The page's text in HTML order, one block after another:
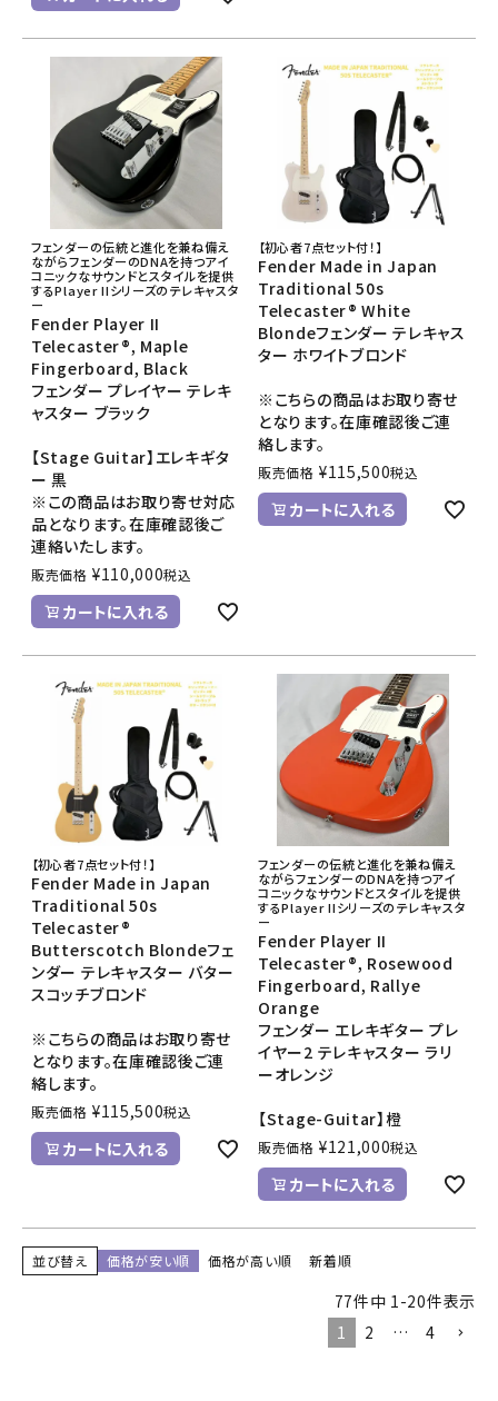
フェンダーの伝統と進化を兼ね備え
ながらフェンダーのDNAを持つアイ
コニックなサウンドとスタイルを提供
するPlayer IIシリーズのテレキャスタ
ー
Fender Player II
Telecaster®, Maple
Fingerboard, Black
フェンダー プレイヤー テレキ
ャスター ブラック
【Stage Guitar】エレキギタ
ー 黒
※この商品はお取り寄せ対応
品となります。在庫確認後ご
連絡いたします。
販売価格 ¥110,000税込
カートに入れる
【初心者7点セット付！】
Fender Made in Japan
Traditional 50s
Telecaster® White
Blondeフェンダー テレキャス
ター ホワイトブロンド
※こちらの商品はお取り寄せ
となります。在庫確認後ご連
絡します。
販売価格 ¥115,500税込
カートに入れる
【初心者7点セット付！】
Fender Made in Japan
Traditional 50s
Telecaster®
Butterscotch Blondeフェ
ンダー テレキャスター バター
スコッチブロンド
※こちらの商品はお取り寄せ
となります。在庫確認後ご連
絡します。
販売価格 ¥115,500税込
カートに入れる
フェンダーの伝統と進化を兼ね備え
ながらフェンダーのDNAを持つアイ
コニックなサウンドとスタイルを提供
するPlayer IIシリーズのテレキャスタ
ー
Fender Player II
Telecaster®, Rosewood
Fingerboard, Rallye
Orange
フェンダー エレキギター プレ
イヤー2 テレキャスター ラリ
ーオレンジ
【Stage-Guitar】橙
販売価格 ¥121,000税込
カートに入れる
並び替え 価格が安い順 価格が高い順 新着順
77件中 1 -20件表示
1
2 … 4